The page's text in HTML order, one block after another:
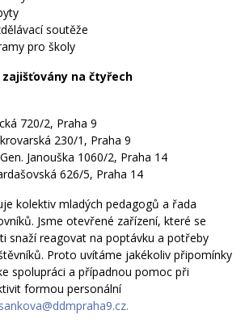
soutěže
pro školy
na čtyřech
720/2, Praha 9
230/1, Praha 9
Gen. Janouška 1060/2, Praha 14
626/5, Praha 14
kolektiv mladých pedagogů a řada
Jsme otevřené zařízení, které se
snaží reagovat na poptávku a potřeby
Proto uvítáme jakékoliv připomínky
spolupráci a případnou pomoc při
formou personální
.